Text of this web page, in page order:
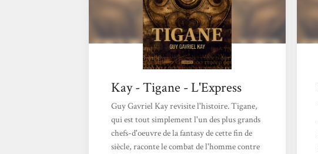
Kay - Tigane - L'Express
Guy Gavriel Kay revisite l'histoire. Tigane,
qui est tout simplement l'un des plus grands
chefs-d'oeuvre de la fantasy de cette fin de
siècle, raconte le combat de l'homme contre